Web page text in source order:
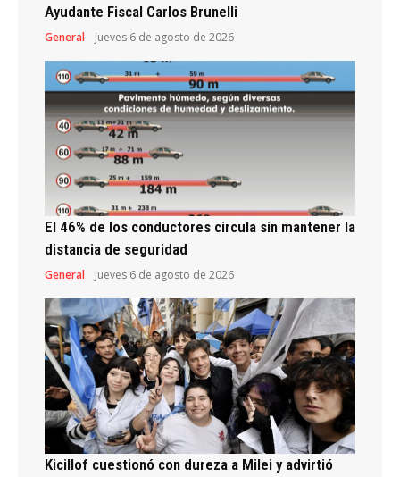
Ayudante Fiscal Carlos Brunelli
General jueves 6 de agosto de 2026
El 46% de los conductores circula sin mantener la
distancia de seguridad
General jueves 6 de agosto de 2026
Kicillof cuestionó con dureza a Milei y advirtió